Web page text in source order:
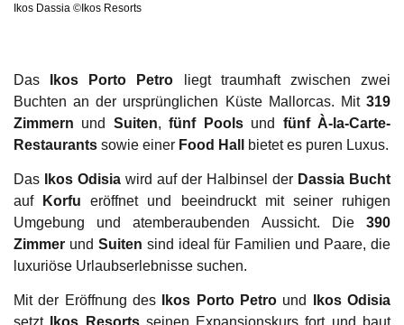
Ikos Dassia ©Ikos Resorts
Das Ikos Porto Petro liegt traumhaft zwischen zwei
Buchten an der ursprünglichen Küste Mallorcas. Mit 319
Zimmern und Suiten,fünf Poolsund fünf À-la-Carte-
Restaurants sowie einer Food Hall bietet es puren Luxus.
Das Ikos Odisia wird auf der Halbinsel der Dassia Bucht
auf
Korfu eröffnet und beeindruckt mit seiner ruhigen
Umgebung und atemberaubenden Aussicht. Die 390
Zimmer und Suiten sind ideal für Familien und Paare, die
luxuriöse Urlaubserlebnisse suchen.
Mit der Eröffnung des Ikos Porto Petro und
Ikos Odisia